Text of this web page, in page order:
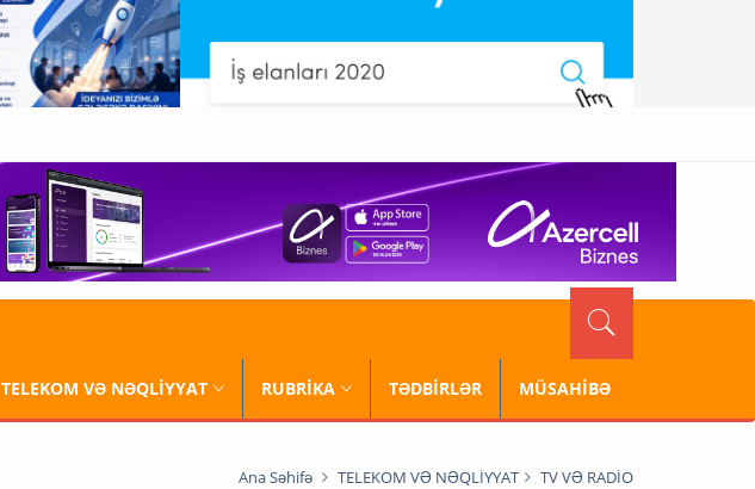
TELEKOM VƏ NƏQLİYYAT RUBRİKA TƏDBİRLƏR MÜSAHİBƏ
Ana Səhifə TELEKOM VƏ NƏQLİYYAT TV VƏ RADİO